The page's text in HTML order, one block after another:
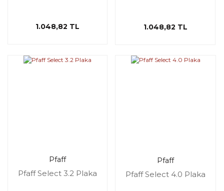
1.048,82 TL 1.048,82 TL
Pfaff
Pfaff Select 3.2 Plaka
Pfaff
Pfaff Select 4.0 Plaka